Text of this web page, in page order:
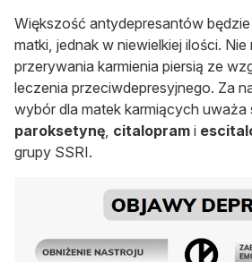
Większość antydepresantów
matki, jednak w niewielkiej ilości.
przerywania karmienia piersią ze
leczenia przeciwdepresyjnego. Za
wybór dla matek karmiących uważa
paroksetynę, citalopram i
grupy SSRI.